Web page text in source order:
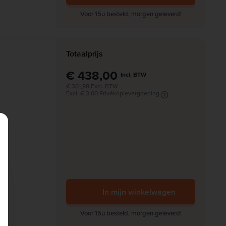
Voor 15u besteld, morgen geleverd!
Totaalprijs
€ 438,00 Incl. BTW
€ 361,98 Excl. BTW
Excl. € 3,00 Privékopievergoeding
In mijn winkelwagen
Voor 15u besteld, morgen geleverd!